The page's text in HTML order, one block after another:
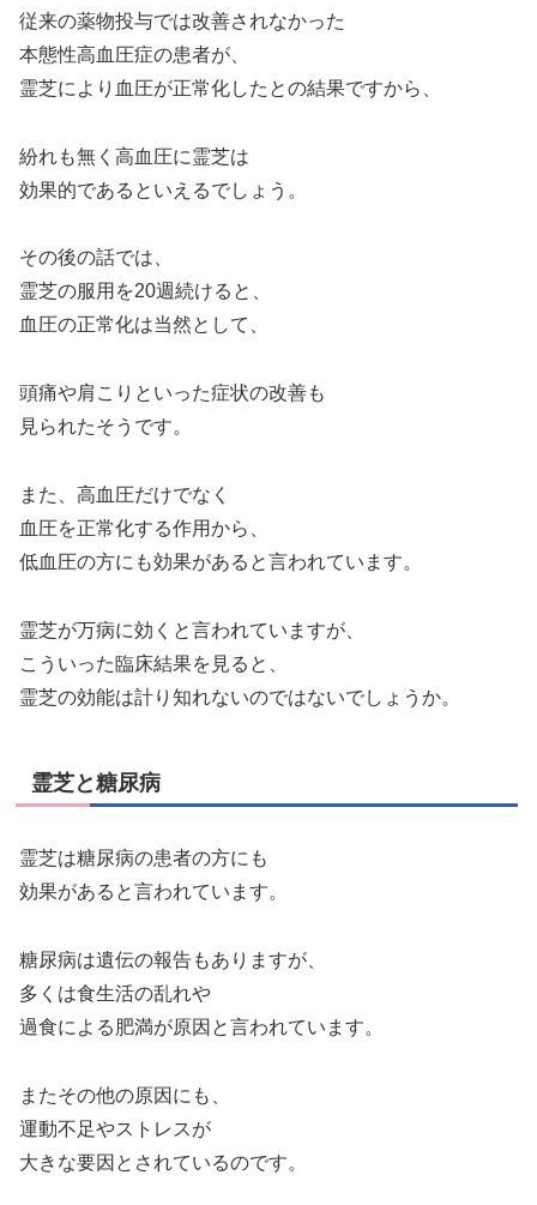
従来の薬物投与では改善されなかった
本態性高血圧症の患者が、
霊芝により血圧が正常化したとの結果ですから、
紛れも無く高血圧に霊芝は
効果的であるといえるでしょう。
その後の話では、
霊芝の服用を20週続けると、
血圧の正常化は当然として、
頭痛や肩こりといった症状の改善も
見られたそうです。
また、高血圧だけでなく
血圧を正常化する作用から、
低血圧の方にも効果があると言われています。
霊芝が万病に効くと言われていますが、
こういった臨床結果を見ると、
霊芝の効能は計り知れないのではないでしょうか。
霊芝と糖尿病
霊芝は糖尿病の患者の方にも
効果があると言われています。
糖尿病は遺伝の報告もありますが、
多くは食生活の乱れや
過食による肥満が原因と言われています。
またその他の原因にも、
運動不足やストレスが
大きな要因とされているのです。